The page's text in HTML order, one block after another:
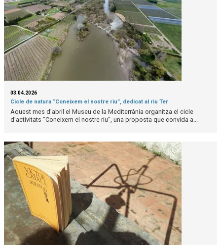
03.04.2026
Cicle de natura “Coneixem el nostre riu”, dedicat al riu Ter
Aquest mes d’abril el Museu de la Mediterrània organitza el cicle
d’activitats “Coneixem el nostre riu”, una proposta que convida a...